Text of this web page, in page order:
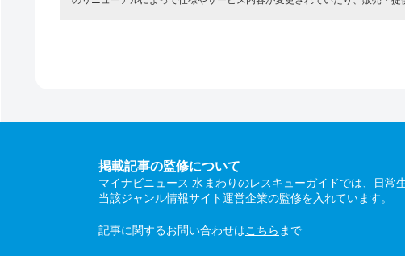
掲載記事の監修について
マイナビニュース 水まわりのレスキューガイドでは、日常
当該ジャンル情報サイト運営企業の監修を入れています。
記事に関するお問い合わせはこちら まで